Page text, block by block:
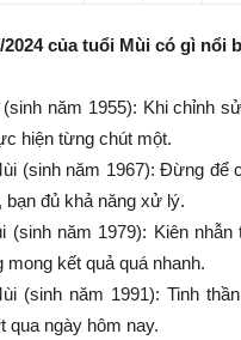
của tuổi Mùi có gì nổi
năm 1955): Khi chỉnh
hiện từng chút một.
(sinh năm 1967): Đừng để
bạn đủ khả năng xử lý.
(sinh năm 1979): Kiên nhẫn
kết quả quá nhanh.
(sinh năm 1991): Tinh
qua ngày hôm nay.